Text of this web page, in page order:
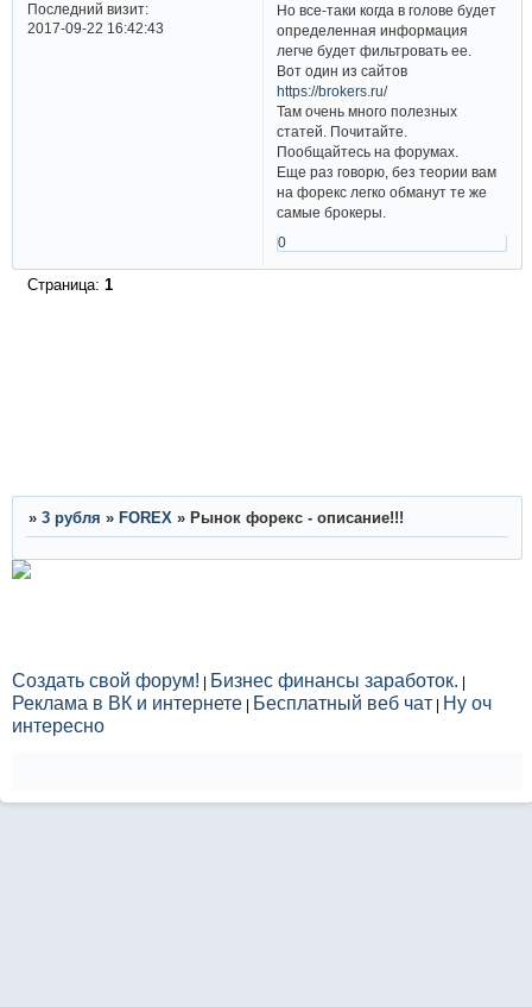
Последний визит:
2017-09-22 16:42:43
Но все-таки когда в голове будет
определенная информация
легче будет фильтровать ее.
Вот один из сайтов
https://brokers.ru/
Там очень много полезных
статей. Почитайте.
Пообщайтесь на форумах.
Еще раз говорю, без теории вам
на форекс легко обманут те же
самые брокеры.
0
Страница: 1
» 3 рубля » FOREX » Рынок форекс - описание!!!
Создать свой форум! | Бизнес финансы заработок. |
Реклама в ВК и интернете | Бесплатный веб чат | Ну оч
интересно